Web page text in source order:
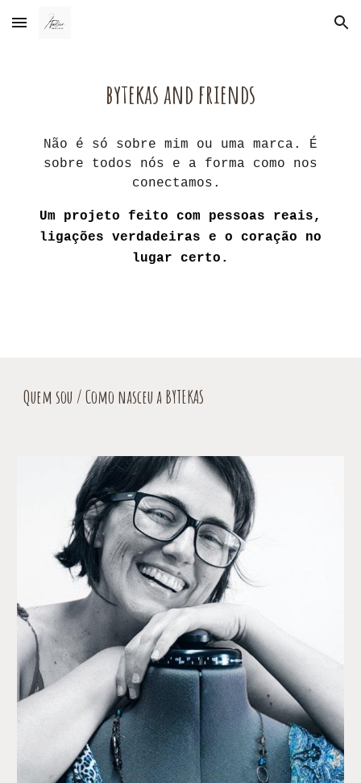
Skip to main content Skip to navigation
bytekas and friends
Não é só sobre mim ou uma marca. É
sobre todos nós e a forma como nos
conectamos.
Um projeto feito com pessoas reais,
ligações verdadeiras e o coração no
lugar certo.
Quem sou / Como nasceu a BYTEKAS